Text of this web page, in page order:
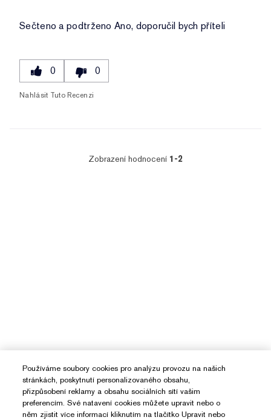
Sečteno a podtrženo Ano, doporučil bych příteli
0 0
Nahlásit Tuto Recenzi
Zobrazení hodnocení 1-2
Používáme soubory cookies pro analýzu provozu na našich
stránkách, poskytnutí personalizovaného obsahu,
přizpůsobení reklamy a obsahu sociálních sítí vašim
preferencím. Své natavení cookies můžete upravit nebo o
něm zjistit více informací kliknutím na tlačítko Upravit nebo